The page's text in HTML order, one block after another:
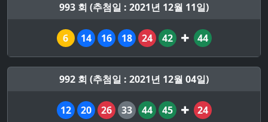
993 회 (추첨일 : 2021년 12월 11일)
6 14 16 18 24 42 44
992 회 (추첨일 : 2021년 12월 04일)
12 20 26 33 44 45 24